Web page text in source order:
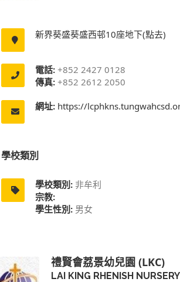
新界葵盛葵盛西邨10座地下(點去)
電話: +852 2427 0128
傳真: +852 2612 2050
網址: https://
學校類別
學校類別: 非牟利
宗教:
學生性別: 男女
禮賢會荔景幼兒園 (LKC)
LAI KING RHENISH NURSERY